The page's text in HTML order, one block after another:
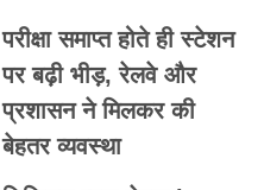
परीक्षा समाप्त होते ही स्टेशन
पर बढ़ी भीड़, रेलवे और
प्रशासन ने मिलकर की
बेहतर व्यवस्था